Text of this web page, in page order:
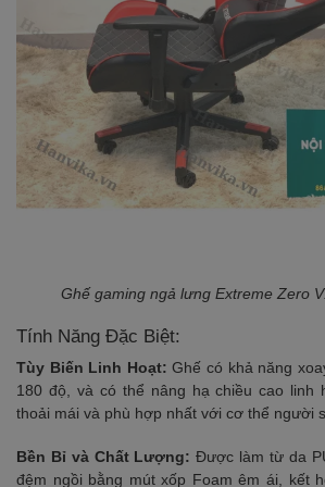
Ghế gaming ngả lưng Extreme Zero
Tính Năng Đặc Biệt:
Tùy Biến Linh Hoạt:Ghế có khả năng
180 độ, và có thể nâng hạ chiều cao linh
thoải mái và phù hợp nhất với cơ thể người
Bền Bỉ và Chất Lượng:Được làm từ da
đệm ngồi bằng mút xốp Foam êm ái, kết